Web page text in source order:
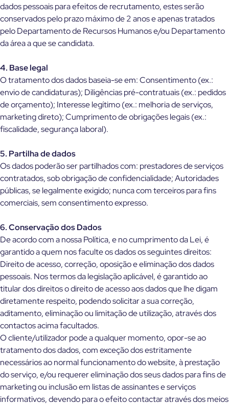
dados pessoais para efeitos de recrutamento, estes serão
conservados pelo prazo máximo de 2 anos e apenas tratados
pelo Departamento de Recursos Humanos e/ou Departamento
da área a que se candidata.
4. Base legal
O tratamento dos dados baseia-se em: Consentimento (ex.:
envio de candidaturas); Diligências pré-contratuais (ex.: pedidos
de orçamento); Interesse legítimo (ex.: melhoria de serviços,
marketing direto); Cumprimento de obrigações legais (ex.:
fiscalidade, segurança laboral).
5. Partilha de dados
Os dados poderão ser partilhados com: prestadores de serviços
contratados, sob obrigação de confidencialidade; Autoridades
públicas, se legalmente exigido; nunca com terceiros para fins
comerciais, sem consentimento expresso.
6. Conservação dos Dados
De acordo com a nossa Política, e no cumprimento da Lei, é
garantido a quem nos faculte os dados os seguintes direitos:
Direito de acesso, correção, oposição e eliminação dos dados
pessoais. Nos termos da legislação aplicável, é garantido ao
titular dos direitos o direito de acesso aos dados que lhe digam
diretamente respeito, podendo solicitar a sua correção,
aditamento, eliminação ou limitação de utilização, através dos
contactos acima facultados.
O cliente/utilizador pode a qualquer momento, opor-se ao
tratamento dos dados, com exceção dos estritamente
necessários ao normal funcionamento do website, à prestação
do serviço, e/ou requerer eliminação dos seus dados para fins de
marketing ou inclusão em listas de assinantes e serviços
informativos, devendo para o efeito contactar através dos meios